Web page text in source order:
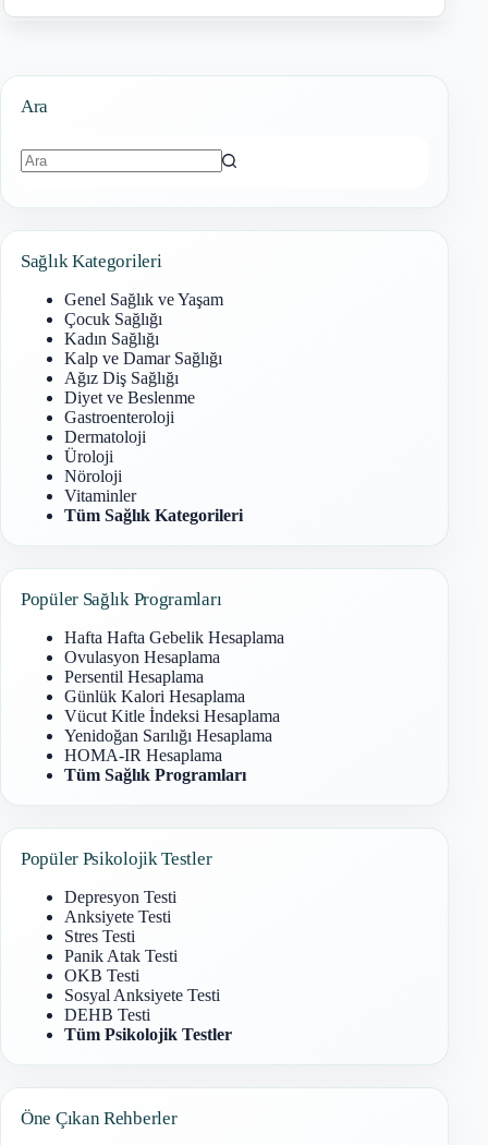
Ara
Sağlık Kategorileri
Genel Sağlık ve Yaşam
Çocuk Sağlığı
Kadın Sağlığı
Kalp ve Damar Sağlığı
Ağız Diş Sağlığı
Diyet ve Beslenme
Gastroenteroloji
Dermatoloji
Üroloji
Nöroloji
Vitaminler
Tüm Sağlık Kategorileri
Popüler Sağlık Programları
Hafta Hafta Gebelik Hesaplama
Ovulasyon Hesaplama
Persentil Hesaplama
Günlük Kalori Hesaplama
Vücut Kitle İndeksi Hesaplama
Yenidoğan Sarılığı Hesaplama
HOMA-IR Hesaplama
Tüm Sağlık Programları
Popüler Psikolojik Testler
Depresyon Testi
Anksiyete Testi
Stres Testi
Panik Atak Testi
OKB Testi
Sosyal Anksiyete Testi
DEHB Testi
Tüm Psikolojik Testler
Öne Çıkan Rehberler